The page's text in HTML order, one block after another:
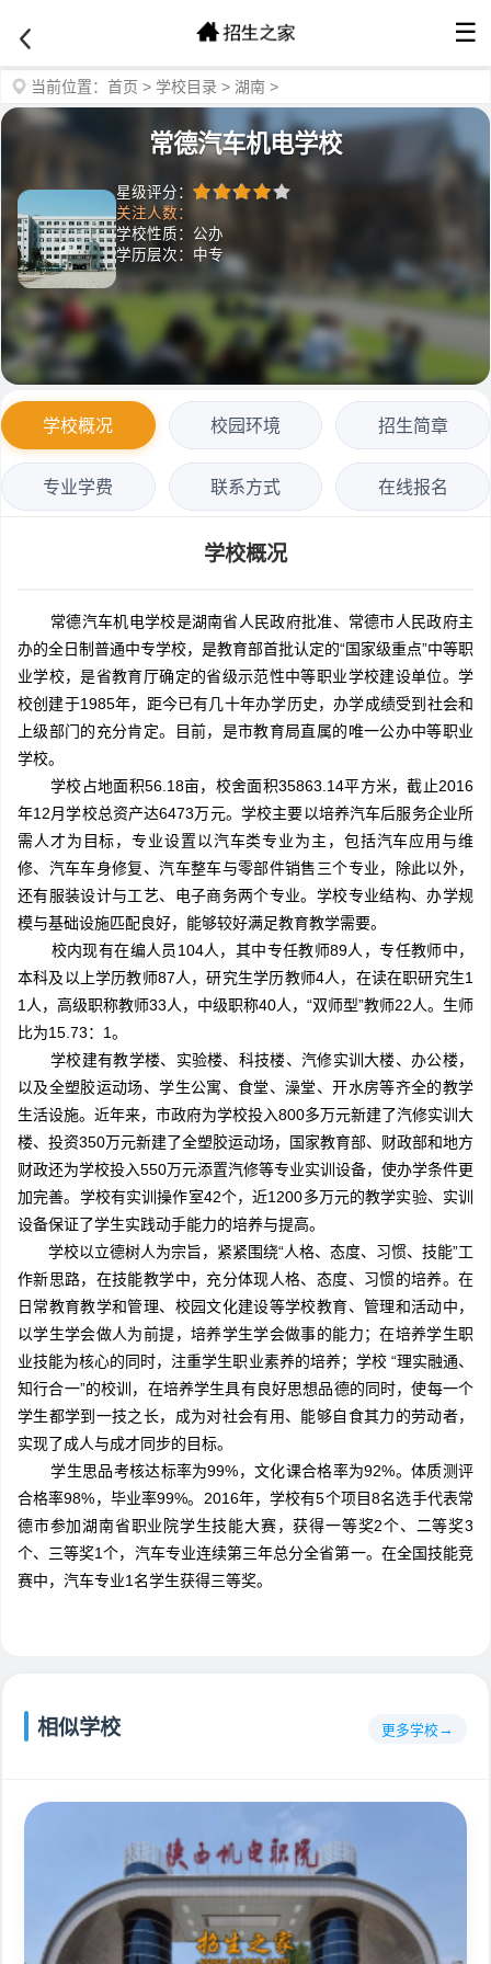
☰
当前位置： 首页 > 学校目录 > 湖南 >
常德汽车机电学校
星级评分：
关注人数：
学校性质：公办
学历层次：中专
学校概况 校园环境 招生简章
专业学费 联系方式 在线报名
学校概况
常德汽车机电学校是湖南省人民政府批准、常德市人民政府主
办的全日制普通中专学校，是教育部首批认定的“国家级重点”中等职
业学校，是省教育厅确定的省级示范性中等职业学校建设单位。学
校创建于1985年，距今已有几十年办学历史，办学成绩受到社会和
上级部门的充分肯定。目前，是市教育局直属的唯一公办中等职业
学校。
学校占地面积56.18亩，校舍面积35863.14平方米，截止2016
年12月学校总资产达6473万元。学校主要以培养汽车后服务企业所
需人才为目标，专业设置以汽车类专业为主，包括汽车应用与维
修、汽车车身修复、汽车整车与零部件销售三个专业，除此以外，
还有服装设计与工艺、电子商务两个专业。学校专业结构、办学规
模与基础设施匹配良好，能够较好满足教育教学需要。
校内现有在编人员104人，其中专任教师89人，专任教师中，
本科及以上学历教师87人，研究生学历教师4人，在读在职研究生1
1人，高级职称教师33人，中级职称40人，“双师型”教师22人。生师
比为15.73：1。
学校建有教学楼、实验楼、科技楼、汽修实训大楼、办公楼，
以及全塑胶运动场、学生公寓、食堂、澡堂、开水房等齐全的教学
生活设施。近年来，市政府为学校投入800多万元新建了汽修实训大
楼、投资350万元新建了全塑胶运动场，国家教育部、财政部和地方
财政还为学校投入550万元添置汽修等专业实训设备，使办学条件更
加完善。学校有实训操作室42个，近1200多万元的教学实验、实训
设备保证了学生实践动手能力的培养与提高。
学校以立德树人为宗旨，紧紧围绕“人格、态度、习惯、技能”工
作新思路，在技能教学中，充分体现人格、态度、习惯的培养。在
日常教育教学和管理、校园文化建设等学校教育、管理和活动中，
以学生学会做人为前提，培养学生学会做事的能力；在培养学生职
业技能为核心的同时，注重学生职业素养的培养；学校 “理实融通、
知行合一”的校训，在培养学生具有良好思想品德的同时，使每一个
学生都学到一技之长，成为对社会有用、能够自食其力的劳动者，
实现了成人与成才同步的目标。
学生思品考核达标率为99%，文化课合格率为92%。体质测评
合格率98%，毕业率99%。2016年，学校有5个项目8名选手代表常
德市参加湖南省职业院学生技能大赛，获得一等奖2个、二等奖3
个、三等奖1个，汽车专业连续第三年总分全省第一。在全国技能竞
赛中，汽车专业1名学生获得三等奖。
相似学校 更多学校